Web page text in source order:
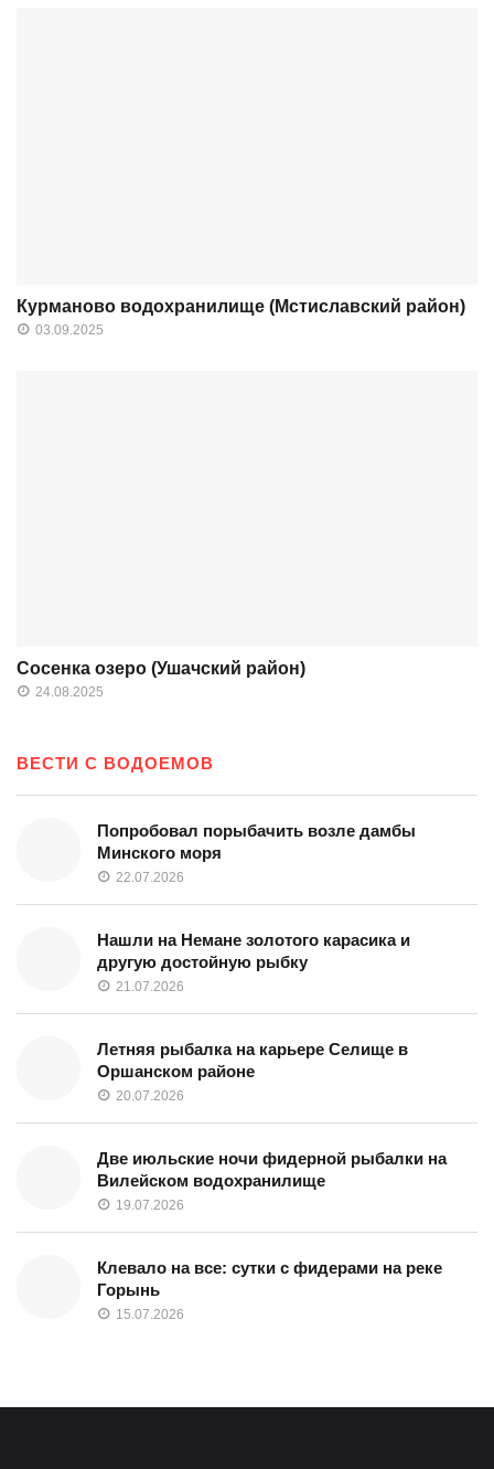
Курманово водохранилище (Мстиславский район)
03.09.2025
Сосенка озеро (Ушачский район)
24.08.2025
ВЕСТИ С ВОДОЕМОВ
Попробовал порыбачить возле дамбы
Минского моря
22.07.2026
Нашли на Немане золотого карасика и
другую достойную рыбку
21.07.2026
Летняя рыбалка на карьере Селище в
Оршанском районе
20.07.2026
Две июльские ночи фидерной рыбалки на
Вилейском водохранилище
19.07.2026
Клевало на все: сутки с фидерами на реке
Горынь
15.07.2026